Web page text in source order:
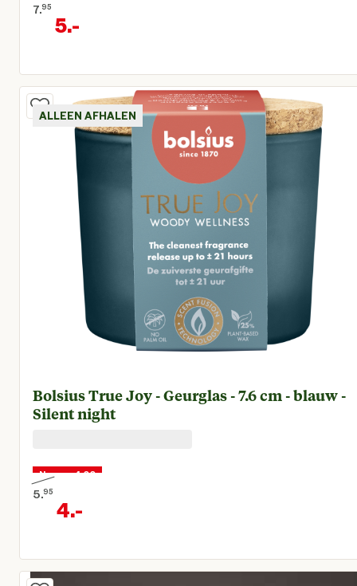
7.95
Oorspronkelijke prijs € 7,95
5.-
Huidige prijs € 5,00
ALLEEN AFHALEN
Bolsius True Joy - Geurglas - 7.6 cm - blauw -
Silent night
Nu voor 4,00
5.95
Oorspronkelijke prijs € 5,95
4.-
Huidige prijs € 4,00